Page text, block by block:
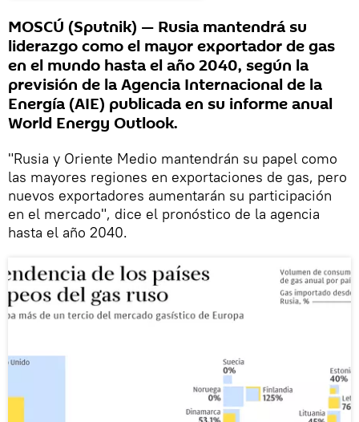
MOSCÚ (Sputnik) — Rusia mantendrá su
liderazgo como el mayor exportador de gas
en el mundo hasta el año 2040, según la
previsión de la Agencia Internacional de la
Energía (AIE) publicada en su informe anual
World Energy Outlook.
"Rusia y Oriente Medio mantendrán su papel como
las mayores regiones en exportaciones de gas, pero
nuevos exportadores aumentarán su participación
en el mercado", dice el pronóstico de la agencia
hasta el año 2040.